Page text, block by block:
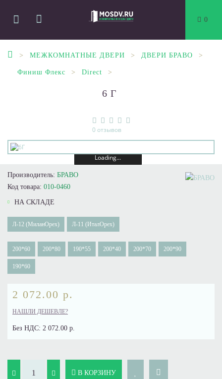
0
МЕЖКОМНАТНЫЕ ДВЕРИ ДВЕРИ БРАВО
Финиш Флекс Direct
6Г
0 отзывов
Loading...
Производитель: БРАВО
Код товара: 010-0460
НА СКЛАДЕ
Л-12 (МиланОрех) Л-11 (ИталОрех)
200*60 200*80 190*55 200*40 200*70 200*90
190*60
2 072.00 р.
НАШЛИ ДЕШЕВЛЕ?
Без НДС: 2 072.00 р.
В КОРЗИНУ